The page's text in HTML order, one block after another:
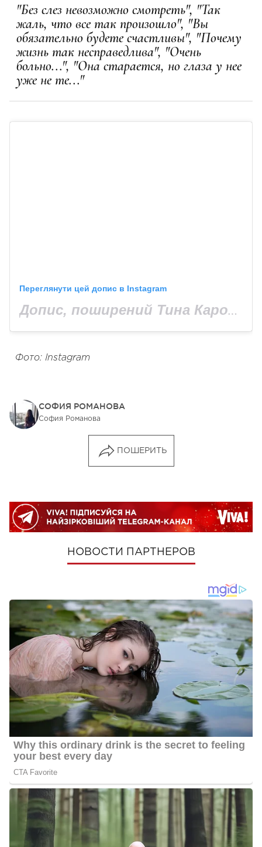
"Без слез невозможно смотреть", "Так
жаль, что все так произошло", "Вы
обязательно будете счастливы", "Почему
жизнь так несправедлива", "Очень
больно...", "Она старается, но глаза у нее
уже не те..."
Переглянути цей допис в Instagram
Допис, поширений Тина Кароль Офиц. фан-клуб (@_fantina)
Фото: Instagram
СОФИЯ РОМАНОВА
София Романова
ПОШЕРИТЬ
НОВОСТИ ПАРТНЕРОВ